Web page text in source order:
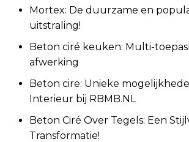
Mortex: De duurzame en
uitstraling!
Beton ciré keuken: Multi-
afwerking
Beton cire: Unieke
Interieur bij RBMB.NL
Beton Ciré Over Tegels: Een
Transformatie!